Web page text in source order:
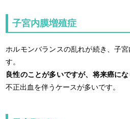
子宮内膜増殖症
ホルモンバランスの乱れが続き、子
す。
良性のことが多いですが、将来癌に
不正出血を伴うケースが多いです。